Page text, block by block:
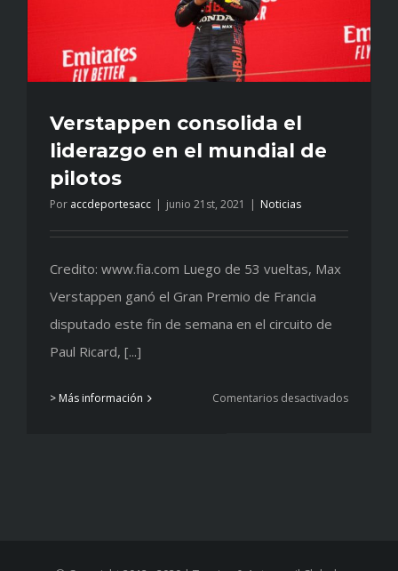
Verstappen consolida el
liderazgo en el mundial de
pilotos
Por accdeportesacc | junio 21st, 2021 | Noticias
Credito: www.fia.com Luego de 53 vueltas, Max
Verstappen ganó el Gran Premio de Francia
disputado este fin de semana en el circuito de
Paul Ricard, [...]
> Más información Comentarios desactivadosen